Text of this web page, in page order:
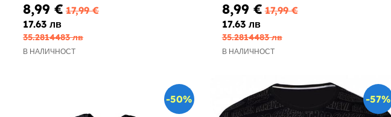
8,99 € 17,99 €
17.63 лв
35.2814483 лв
В НАЛИЧНОСТ
8,99 € 17,99 €
17.63 лв
35.2814483 лв
В НАЛИЧНОСТ
-50% -57%